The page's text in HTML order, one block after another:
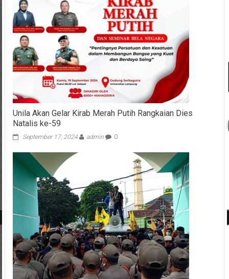
Unila Akan Gelar Kirab Merah Putih Rangkaian Dies
Natalis ke-59
September 17, 2024 admin 0